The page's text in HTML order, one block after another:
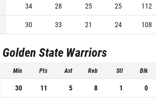
34 28 25 25
112
30 33 21 24 108
Golden State Warriors
Min Pts Ast Reb Stl Blk
30 11 5 8 1
0